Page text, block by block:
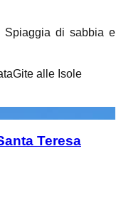
Spiaggia di sabbia e
Gite alle Isole
Teresa